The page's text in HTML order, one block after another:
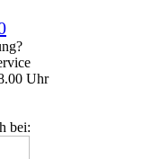
Uhr
bei: